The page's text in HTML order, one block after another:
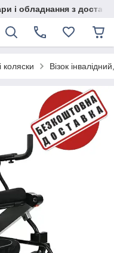
і обладнання з
коляски Візок